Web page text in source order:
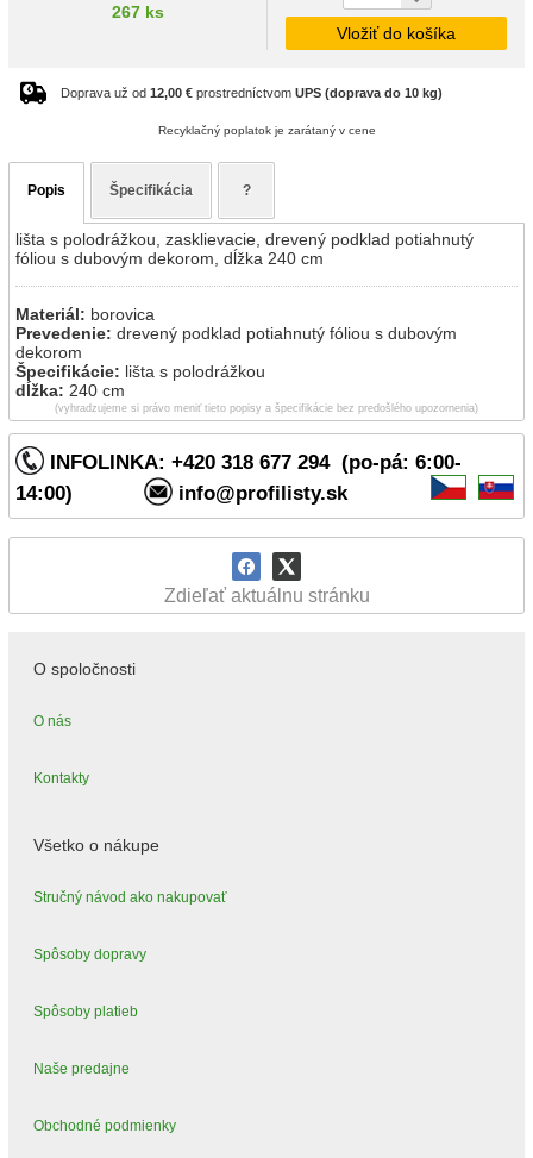
INFOLINKA: +420 318 677 294 (po-pá: 6:00-
14:00)
info@profilisty.sk
Zdieľať aktuálnu stránku
267 ks
Vložiť do košíka
Doprava už od 12,00 € prostredníctvom UPS (doprava do 10 kg)
Recyklačný poplatok je zarátaný v cene
Popis Špecifikácia ?
lišta s polodrážkou, zasklievacie, drevený podklad potiahnutý
fóliou s dubovým dekorom, dĺžka 240 cm
Materiál: borovica
Prevedenie: drevený podklad potiahnutý fóliou s dubovým
dekorom
Špecifikácie: lišta s polodrážkou
dĺžka: 240 cm
(vyhradzujeme si právo meniť tieto popisy a špecifikácie bez predošlého upozornenia)
O spoločnosti
O nás
Kontakty
Všetko o nákupe
Stručný návod ako nakupovať
Spôsoby dopravy
Spôsoby platieb
Naše predajne
Obchodné podmienky